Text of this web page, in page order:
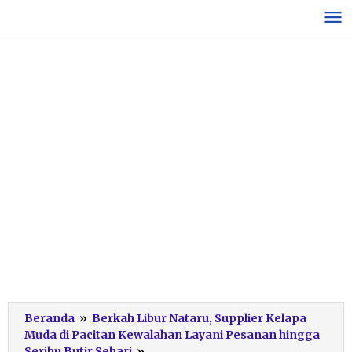
konten
Beranda » Berkah Libur Nataru, Supplier Kelapa
Muda di Pacitan Kewalahan Layani Pesanan hingga